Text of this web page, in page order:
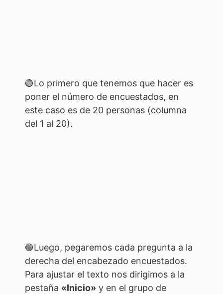
🟢Lo primero que tenemos que hacer es
poner el número de encuestados, en
este caso es de 20 personas (columna
del 1 al 20).
🟢Luego, pegaremos cada pregunta a la
derecha del encabezado encuestados.
Para ajustar el texto nos dirigimos a la
pestaña «Inicio» y en el grupo de